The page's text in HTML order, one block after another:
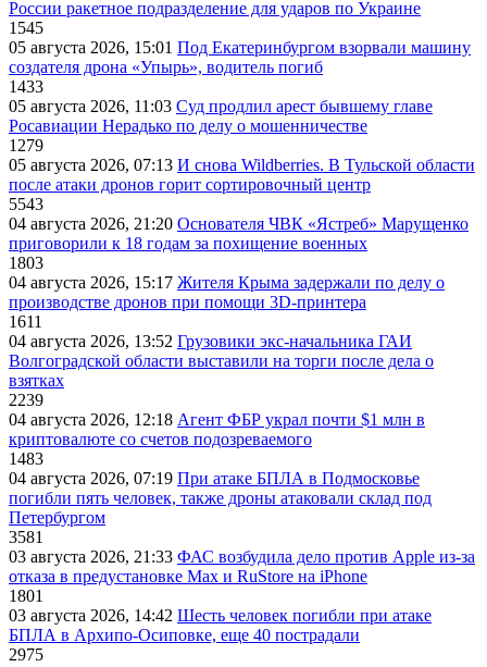
России ракетное подразделение для ударов по Украине
1545
05 августа 2026, 15:01 Под Екатеринбургом взорвали машину
создателя дрона «Упырь», водитель погиб
1433
05 августа 2026, 11:03 Суд продлил арест бывшему главе
Росавиации Нерадько по делу о мошенничестве
1279
05 августа 2026, 07:13 И снова Wildberries. В Тульской области
после атаки дронов горит сортировочный центр
5543
04 августа 2026, 21:20 Основателя ЧВК «Ястреб» Марущенко
приговорили к 18 годам за похищение военных
1803
04 августа 2026, 15:17 Жителя Крыма задержали по делу о
производстве дронов при помощи 3D‑принтера
1611
04 августа 2026, 13:52 Грузовики экс-начальника ГАИ
Волгоградской области выставили на торги после дела о
взятках
2239
04 августа 2026, 12:18 Агент ФБР украл почти $1 млн в
криптовалюте со счетов подозреваемого
1483
04 августа 2026, 07:19 При атаке БПЛА в Подмосковье
погибли пять человек, также дроны атаковали склад под
Петербургом
3581
03 августа 2026, 21:33 ФАС возбудила дело против Apple из-за
отказа в предустановке Max и RuStore на iPhone
1801
03 августа 2026, 14:42 Шесть человек погибли при атаке
БПЛА в Архипо-Осиповке, еще 40 пострадали
2975